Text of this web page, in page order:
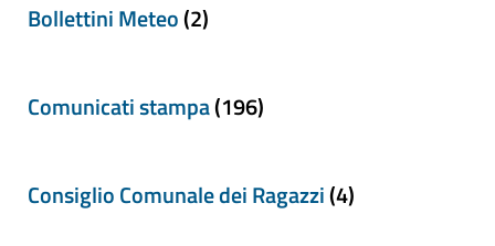
Bollettini Meteo(2)
Comunicati stampa(196)
Consiglio Comunale dei Ragazzi(4)